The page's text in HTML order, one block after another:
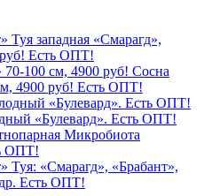
Туя западная «Смарагд»,
Есть ОПТ!
Сосна
4900 руб! Есть ОПТ!
«Булевард». Есть ОПТ!
Микробиота
ОПТ!
Туя: «Смарагд», «Брабант»,
Есть ОПТ!